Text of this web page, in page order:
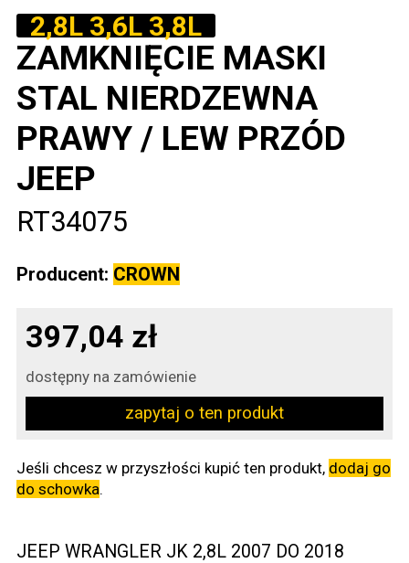
2,8L 3,6L 3,8L
ZAMKNIĘCIE MASKI
STAL NIERDZEWNA
PRAWY / LEW PRZÓD
JEEP
RT34075
Producent: CROWN
397,04 zł
dostępny na zamówienie
zapytaj o ten produkt
Jeśli chcesz w przyszłości kupić ten produkt, dodaj go
do schowka.
JEEP WRANGLER JK 2,8L 2007 DO 2018